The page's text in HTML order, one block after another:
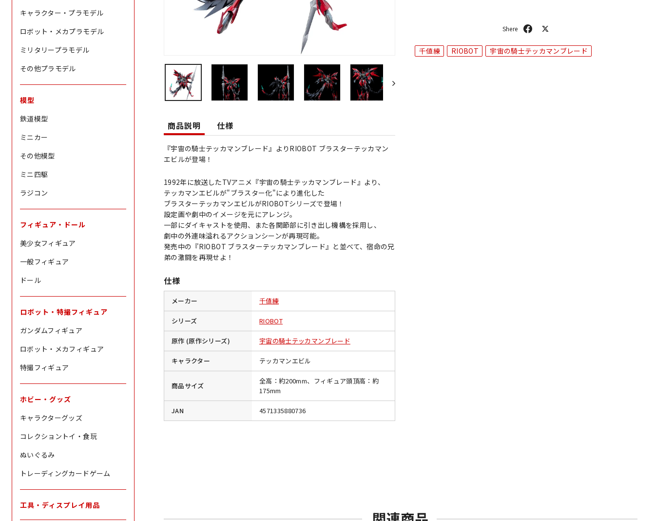
キャラクター・プラモデル
ロボット・メカプラモデル
ミリタリープラモデル
その他プラモデル
模型
鉄道模型
ミニカー
その他模型
ミニ四駆
ラジコン
フィギュア・ドール
美少女フィギュア
一般フィギュア
ドール
ロボット・特撮フィギュア
ガンダムフィギュア
ロボット・メカフィギュア
特撮フィギュア
ホビー・グッズ
キャラクターグッズ
コレクショントイ・食玩
ぬいぐるみ
トレーディングカードゲーム
工具・ディスプレイ用品
商品説明 仕様
『宇宙の騎士テッカマンブレード』よりRIOBOT ブラスターテッカマン
エビルが登場！
1992年に放送したTVアニメ『宇宙の騎士テッカマンブレード』より、
テッカマンエビルが"ブラスター化"により進化した
ブラスターテッカマンエビルがRIOBOTシリーズで登場！
設定画や劇中のイメージを元にアレンジ。
一部にダイキャストを使用、また各関節部に引き出し機構を採用し、
劇中の外連味溢れるアクションシーンが再現可能。
発売中の『RIOBOT ブラスターテッカマンブレード』と並べて、宿命の兄
弟の激闘を再現せよ！
仕様
メーカー 千値練
シリーズ RIOBOT
原作 (原作シリーズ) 宇宙の騎士テッカマンブレード
キャラクター テッカマンエビル
商品サイズ
全高：約200mm、フィギュア頭頂高：約
175mm
JAN 4571335880736
シ
ア
ト
千値練 RIOBOT 宇宙の騎士テッカマンブレード